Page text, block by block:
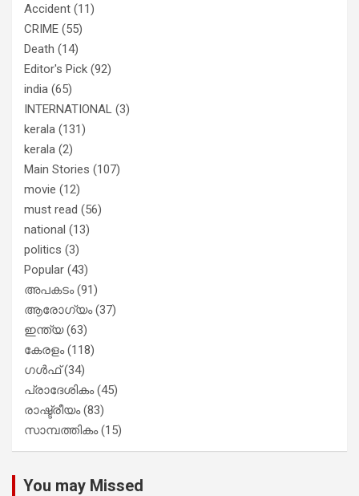
Accident (11)
CRIME (55)
Death (14)
Editor's Pick (92)
india (65)
INTERNATIONAL (3)
kerala (131)
kerala (2)
Main Stories (107)
movie (12)
must read (56)
national (13)
politics (3)
Popular (43)
അപകടം(91)
ആരോഗ്യം(37)
ഇന്ത്യ(63)
കേരളം(118)
ഗൾഫ്(34)
പ്രാദേശികം(45)
രാഷ്ട്രീയം(83)
സാമ്പത്തികം(15)
You may Missed